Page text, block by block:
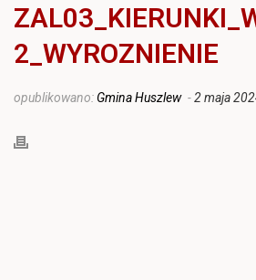
2_WYROZNIENIE
opublikowano: Gmina Huszlew -2 maja